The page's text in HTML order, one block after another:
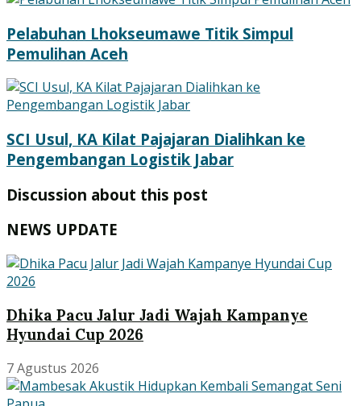
Pelabuhan Lhokseumawe Titik Simpul
Pemulihan Aceh
SCI Usul, KA Kilat Pajajaran Dialihkan ke
Pengembangan Logistik Jabar
Discussion about this post
NEWS UPDATE
Dhika Pacu Jalur Jadi Wajah Kampanye
Hyundai Cup 2026
7 Agustus 2026